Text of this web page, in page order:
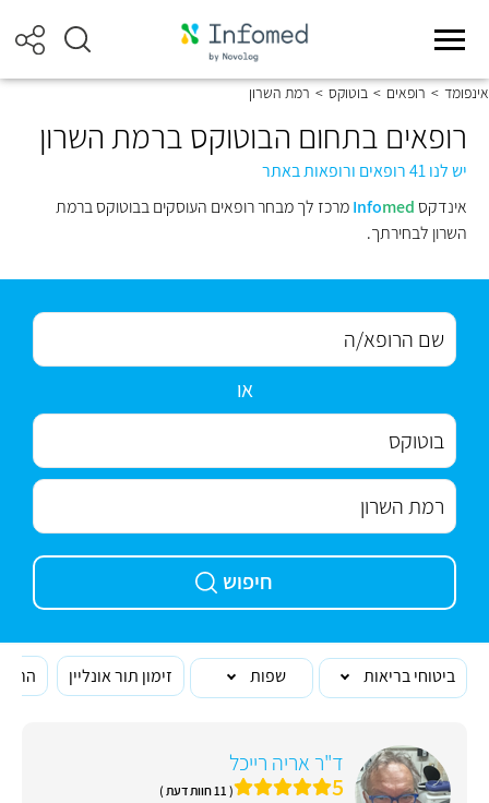
אינפומד > רופאים > בוטוקס > רמת השרון
רופאים בתחום הבוטוקס ברמת השרון
יש לנו 41 רופאים ורופאות באתר
אינדקס
Infomed
מרכז לך מבחר רופאים העוסקים בבוטוקס ברמת
השרון לבחירתך.
או
חיפוש
ביטוחי בריאות שפות זימון תור אונליין
ד"ר אריה רייכל
5 ( 11 חוות דעת )